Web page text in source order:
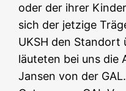
oder der ihrer
sich der jetzige
UKSH den Standort
läuteten bei uns die
Jansen von der